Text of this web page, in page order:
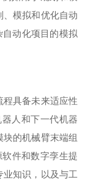
模拟和优化自动
动化项目的模拟
具备未来适应性
人和下一代机器
的机械臂末端组
件和数字孪生提
知识，以及与工